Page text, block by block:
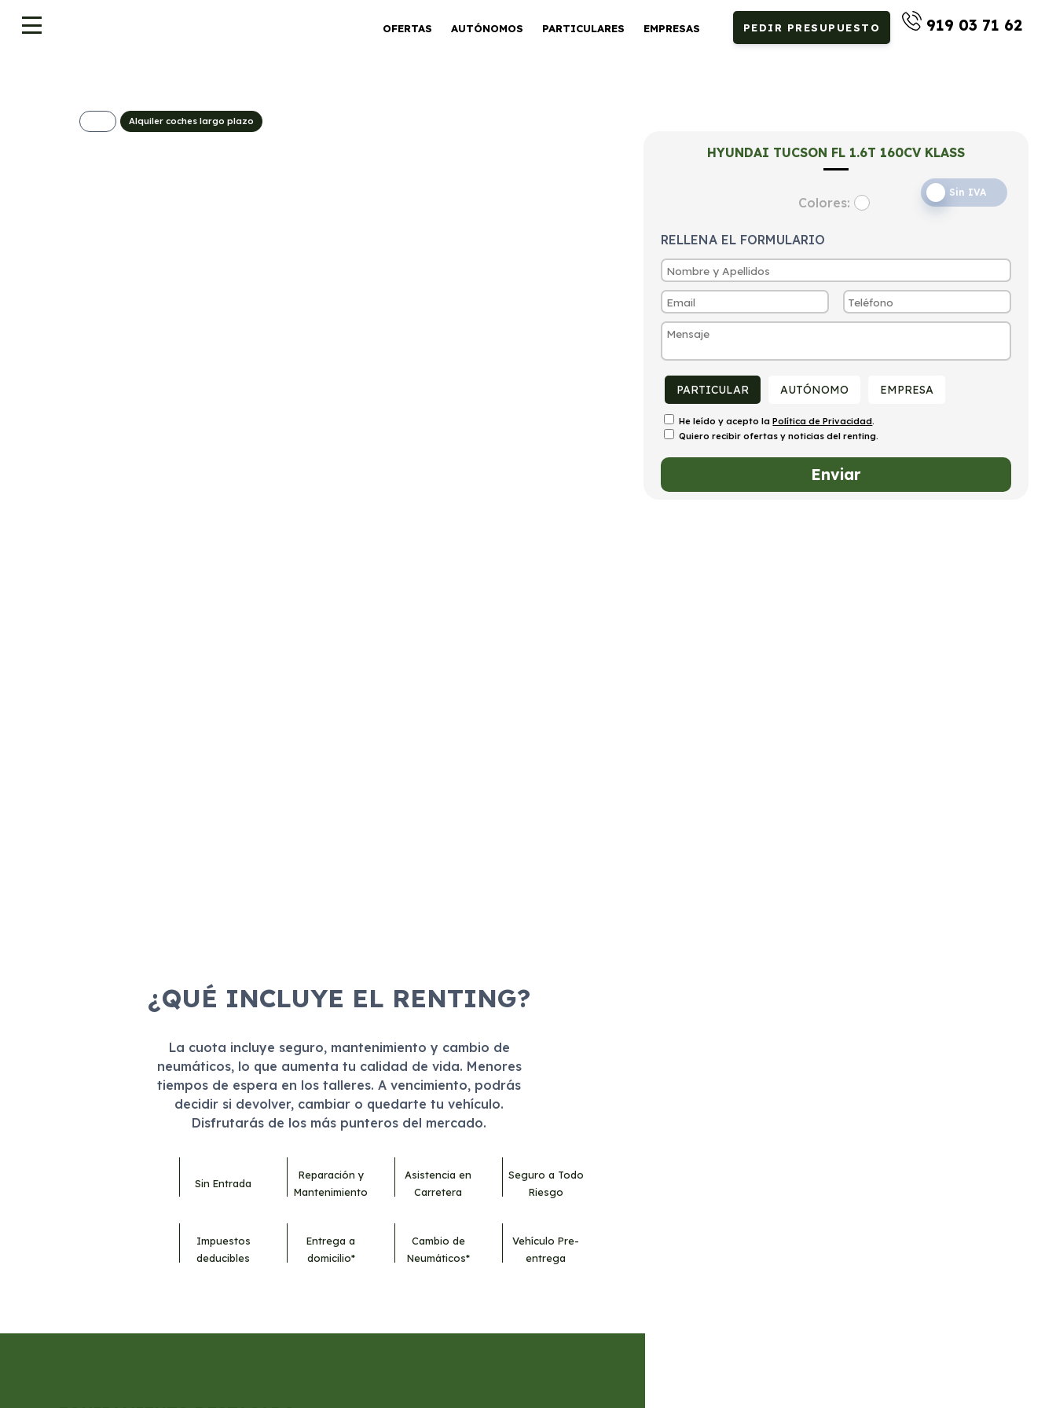
OFERTAS AUTÓNOMOS PARTICULARES EMPRESAS PEDIR PRESUPUESTO 919 03 71 62
Alquiler coches largo plazo
Consumo
6,8l/100km
¿QUÉ INCLUYE EL RENTING?
La cuota incluye seguro, mantenimiento y cambio de
neumáticos, lo que aumenta tu calidad de vida. Menores
tiempos de espera en los talleres. A vencimiento, podrás
decidir si devolver, cambiar o quedarte tu vehículo.
Disfrutarás de los más punteros del mercado.
Sin Entrada
Reparación y
Mantenimiento
Asistencia en
Carretera
Seguro a Todo
Riesgo
Impuestos
deducibles
Entrega a
domicilio*
Cambio de
Neumáticos*
Vehículo Pre-
entrega
HYUNDAI TUCSON FL 1.6T 160CV KLASS
Sin IVA
Colores:
RELLENA EL FORMULARIO
PARTICULAR AUTÓNOMO EMPRESA
He leído y acepto laPolítica de Privacidad.
Quiero recibir ofertas y noticias del renting.